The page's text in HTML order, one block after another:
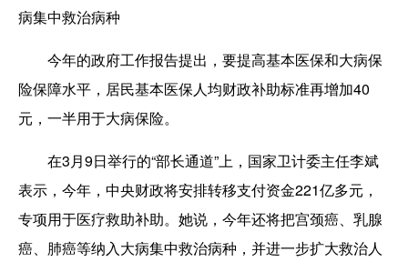
病集中救治病种
今年的政府工作报告提出，要提高基本医保和大病保
险保障水平，居民基本医保人均财政补助标准再增加40
元，一半用于大病保险。
在3月9日举行的“部长通道”上，国家卫计委主任李斌
表示，今年，中央财政将安排转移支付资金221亿多元，
专项用于医疗救助补助。她说，今年还将把宫颈癌、乳腺
癌、肺癌等纳入大病集中救治病种，并进一步扩大救治人